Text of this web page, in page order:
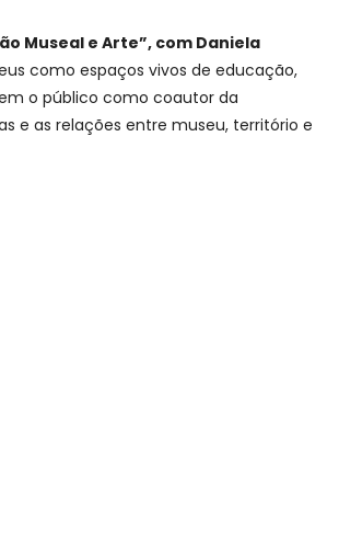
Museal e Arte”, com Daniela
como espaços vivos de educação,
o público como coautor da
e as relações entre museu, território e